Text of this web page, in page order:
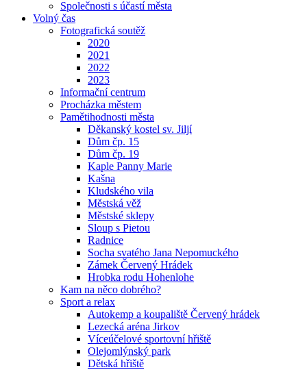
Společnosti s účastí města
Volný čas
Fotografická soutěž
2020
2021
2022
2023
Informační centrum
Procházka městem
Pamětihodnosti města
Děkanský kostel sv. Jiljí
Dům čp. 15
Dům čp. 19
Kaple Panny Marie
Kašna
Kludského vila
Městská věž
Městské sklepy
Sloup s Pietou
Radnice
Socha svatého Jana Nepomuckého
Zámek Červený Hrádek
Hrobka rodu Hohenlohe
Kam na něco dobrého?
Sport a relax
Autokemp a koupaliště Červený hrádek
Lezecká aréna Jirkov
Víceúčelové sportovní hřiště
Olejomlýnský park
Dětská hřiště